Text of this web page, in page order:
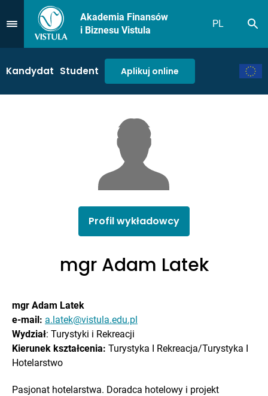
Przejdź do Menu
Akademia Finansów
i Biznesu Vistula
PL
Kandydat Student Aplikuj online
Profil wykładowcy
mgr Adam Latek
mgr Adam Latek
e-mail: a.latek@vistula.edu.pl
Wydział: Turystyki i Rekreacji
Kierunek kształcenia: Turystyka I Rekreacja/Turystyka I
Hotelarstwo
Pasjonat hotelarstwa. Doradca hotelowy i projekt